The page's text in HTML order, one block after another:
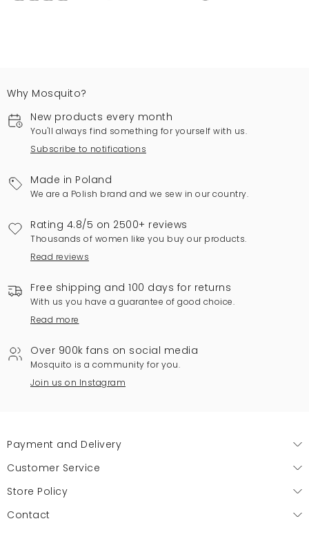
Why Mosquito?
New products every month
You'll always find something for yourself with us.
Subscribe to notifications
Made in Poland
We are a Polish brand and we sew in our country.
Rating 4.8/5 on 2500+ reviews
Thousands of women like you buy our products.
Read reviews
Free shipping and 100 days for returns
With us you have a guarantee of good choice.
Read more
Over 900k fans on social media
Mosquito is a community for you.
Join us on Instagram
Payment and Delivery
Customer Service
Store Policy
Contact